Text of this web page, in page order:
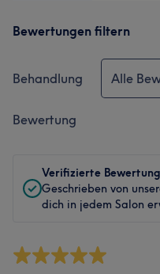
Bewertungen filtern
Behandlung Alle
Bewertung
Verifizierte
Geschrieben von
dich in jedem Salon